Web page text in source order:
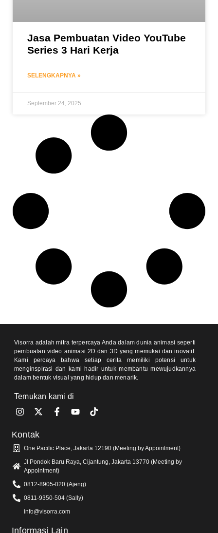
Jasa Pembuatan Video YouTube
Series 3 Hari Kerja
SELENGKAPNYA »
September 24, 2025
Visorra adalah mitra terpercaya Anda dalam dunia animasi seperti
pembuatan video animasi 2D dan 3D yang memukai dan inovatif.
Kami percaya bahwa setiap cerita memiliki potensi untuk
menginspirasi dan kami hadir untuk membantu mewujudkannya
dalam bentuk visual yang hidup dan menarik.
Temukan kami di
Kontak
One Pacific Place, Jakarta 12190 (Meeting by Appointment)
Jl Pondok Baru Raya, Cijantung, Jakarta 13770 (Meeting by
Appointment)
0812-8905-020 (Ajeng)
0811-9350-504 (Sally)
info@visorra.com
Informasi Lain